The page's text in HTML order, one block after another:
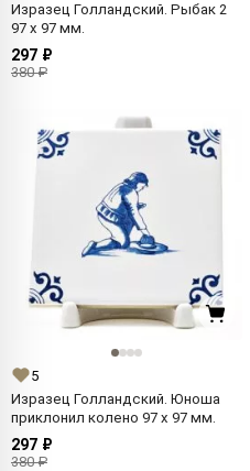
Изразец Голландский. Рыбак 2
97 x 97 мм.
297 ₽
380 ₽
5
Изразец Голландский. Юноша
приклонил колено 97 x 97 мм.
297 ₽
380 ₽